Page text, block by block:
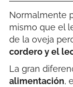
Normalmente
mismo que el
de la oveja
cordero y el
La gran
alimentación,